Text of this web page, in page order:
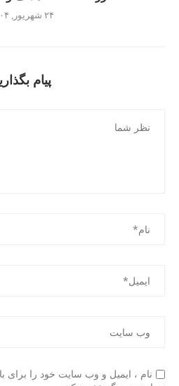
۲۴ شهریور, ۱۴۰۴
پیام
نام ، ایمیل و وب سایت خود را برای